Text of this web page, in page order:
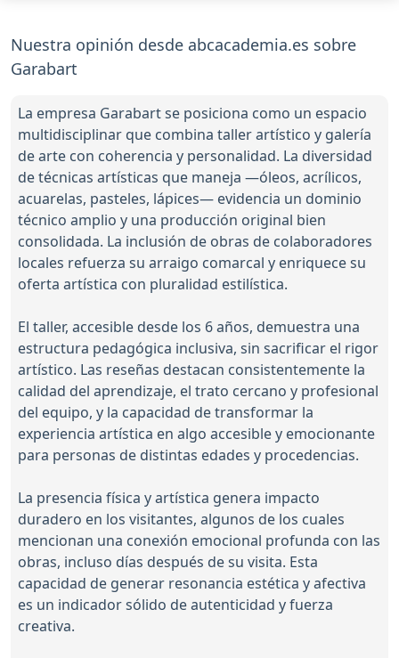
Nuestra opinión desde abcacademia.es sobre
Garabart
La empresa Garabart se posiciona como un espacio
multidisciplinar que combina taller artístico y galería
de arte con coherencia y personalidad. La diversidad
de técnicas artísticas que maneja —óleos, acrílicos,
acuarelas, pasteles, lápices— evidencia un dominio
técnico amplio y una producción original bien
consolidada. La inclusión de obras de colaboradores
locales refuerza su arraigo comarcal y enriquece su
oferta artística con pluralidad estilística.
El taller, accesible desde los 6 años, demuestra una
estructura pedagógica inclusiva, sin sacrificar el rigor
artístico. Las reseñas destacan consistentemente la
calidad del aprendizaje, el trato cercano y profesional
del equipo, y la capacidad de transformar la
experiencia artística en algo accesible y emocionante
para personas de distintas edades y procedencias.
La presencia física y artística genera impacto
duradero en los visitantes, algunos de los cuales
mencionan una conexión emocional profunda con las
obras, incluso días después de su visita. Esta
capacidad de generar resonancia estética y afectiva
es un indicador sólido de autenticidad y fuerza
creativa.